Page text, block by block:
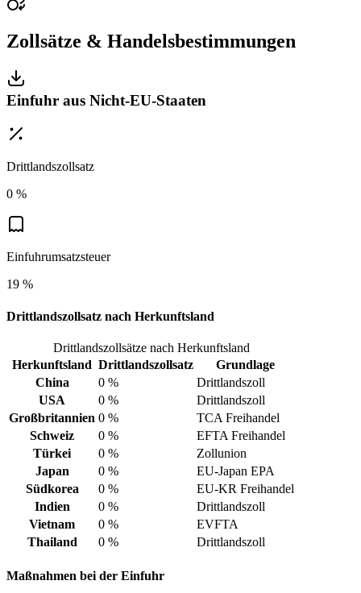
Zollsätze & Handelsbestimmungen
Einfuhr aus Nicht-EU-Staaten
Drittlandszollsatz
0 %
Einfuhrumsatzsteuer
19 %
Drittlandszollsatz nach Herkunftsland
Drittlandszollsätze nach Herkunftsland
Herkunftsland Drittlandszollsatz
Grundlage
China
0 %
Drittlandszoll
USA
0 %
Drittlandszoll
Großbritannien 0 %
TCA Freihandel
Schweiz
0 %
EFTA Freihandel
Türkei
0 %
Zollunion
Japan
0 %
EU-Japan EPA
Südkorea
0 %
EU-KR Freihandel
Indien
0 %
Drittlandszoll
Vietnam
0 %
EVFTA
Thailand
0 % Drittlandszoll
Maßnahmen bei der Einfuhr